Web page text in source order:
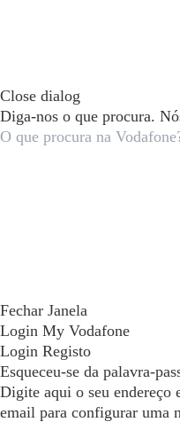
Close dialog
Diga-nos o que procura.
Fechar Janela
Login My Vodafone
Login Registo
Esqueceu-se da palavra-
Digite aqui o seu endereço
email para configurar uma